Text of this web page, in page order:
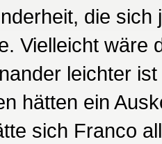
die
Vielleicht wäre
leichter
hätten ein
sich Franco